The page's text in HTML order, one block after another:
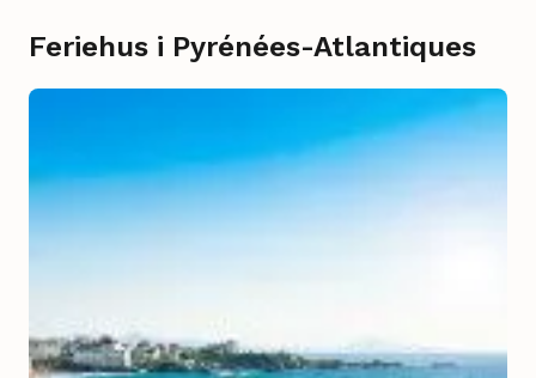
Feriehus i Pyrénées-Atlantiques